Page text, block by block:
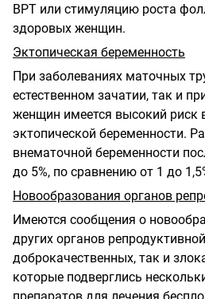
ВРТ или стимуляцию роста
здоровых женщин.
Эктопическая беременность
При заболеваниях маточных
естественном зачатии, так и
женщин имеется высокий риск
эктопической беременности.
внематочной беременности
до 5%, по сравнению от 1 до
Новообразования органов
Имеются сообщения о
других органов
доброкачественных, так и
которые подверглись